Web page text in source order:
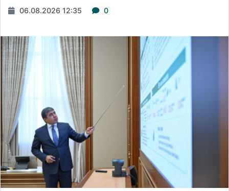
06.08.2026 12:35 0